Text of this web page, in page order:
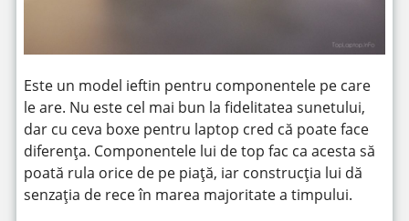
Este un model ieftin pentru componentele pe care
le are. Nu este cel mai bun la fidelitatea sunetului,
dar cu ceva boxe pentru laptop cred că poate face
diferența. Componentele lui de top fac ca acesta să
poată rula orice de pe piață, iar construcția lui dă
senzația de rece în marea majoritate a timpului.